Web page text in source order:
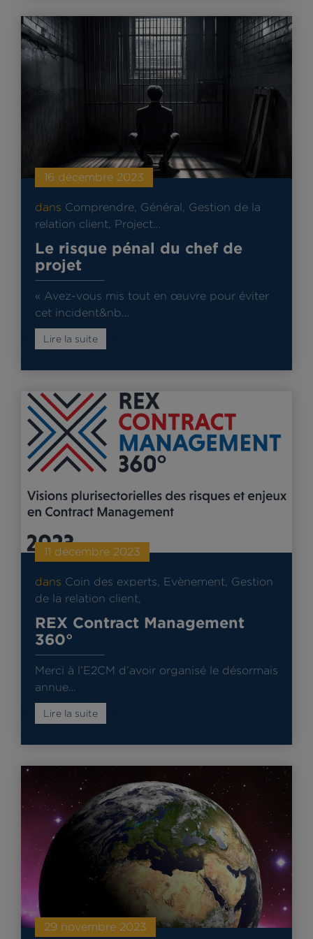
16 décembre 2023
dans Comprendre Général
Gestion de la
relation client
Project…
Le risque pénal du chef de
projet
« Avez-vous mis tout en œuvre pour éviter
cet incident&nb…
Lire la suite
11 décembre 2023
dans Coin des experts Evènement Gestion
de la relation client
REX Contract Management
360°
Merci à l’E2CM d’avoir organisé le désormais
annue…
Lire la suite
29 novembre 2023